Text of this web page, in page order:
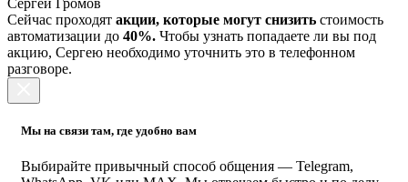
Сейчас проходят акции, которые могут снизить стоимость
автоматизации до 40%. Чтобы узнать попадаете ли вы под
акцию, Сергею необходимо уточнить это в телефонном
разговоре.
Мы на связи там, где удобно вам
Выбирайте привычный способ общения — Telegram,